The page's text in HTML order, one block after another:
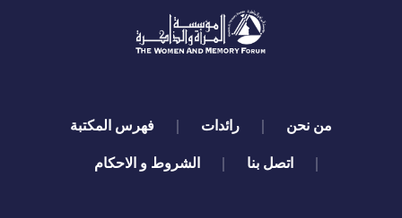
quick links
من نحن رائدات
فهرس المكتبة
اتصل بنا
الشروط و الاحكام